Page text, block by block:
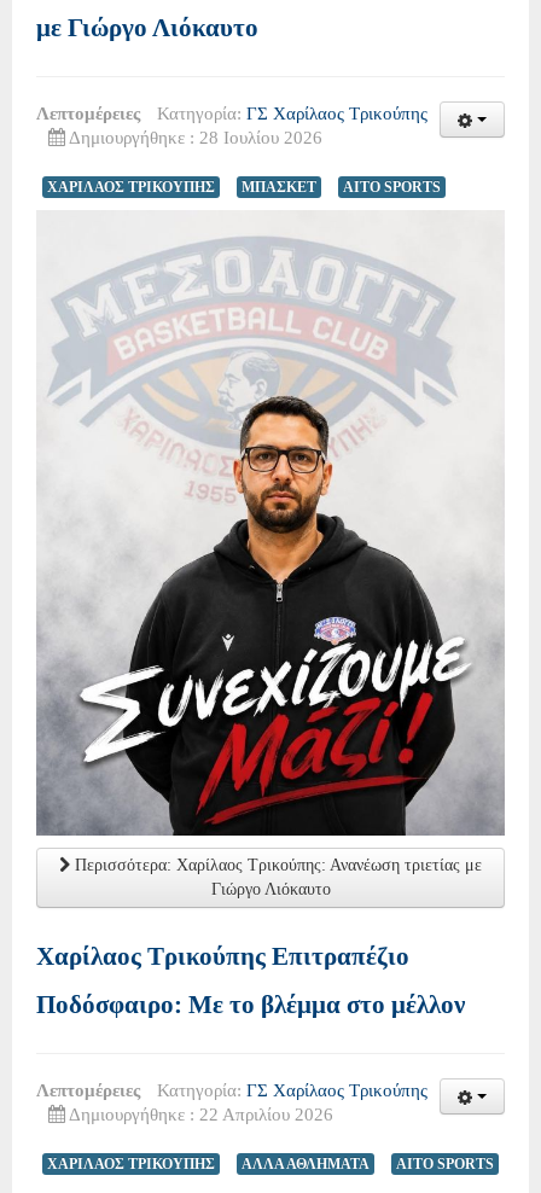
με Γιώργο Λιόκαυτο
Λεπτομέρειες Κατηγορία: ΓΣ Χαρίλαος Τρικούπης
Δημιουργήθηκε : 28 Ιουλίου 2026
ΧΑΡΙΛΑΟΣ ΤΡΙΚΟΥΠΗΣ ΜΠΑΣΚΕΤ AITO SPORTS
Περισσότερα: Χαρίλαος Τρικούπης: Ανανέωση τριετίας με
Γιώργο Λιόκαυτο
Χαρίλαος Τρικούπης Επιτραπέζιο
Ποδόσφαιρο: Με το βλέμμα στο μέλλον
Λεπτομέρειες Κατηγορία: ΓΣ Χαρίλαος Τρικούπης
Δημιουργήθηκε : 22 Απριλίου 2026
ΧΑΡΙΛΑΟΣ ΤΡΙΚΟΥΠΗΣ ΑΛΛΑ ΑΘΛΗΜΑΤΑ AITO SPORTS